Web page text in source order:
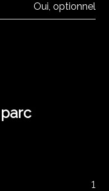
Oui, optionnel
1